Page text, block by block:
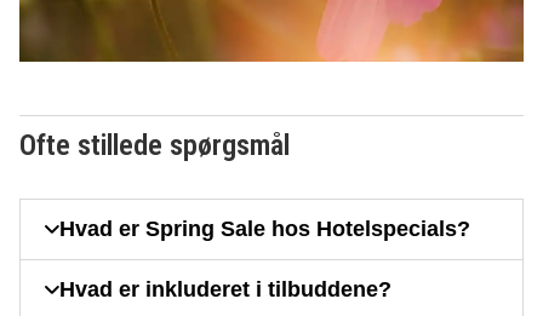
Ofte stillede spørgsmål
Hvad er Spring Sale hos Hotelspecials?
Hvad er inkluderet i tilbuddene?